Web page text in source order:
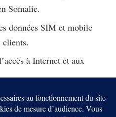
Somalie.
données SIM et mobile
clients.
à Internet et aux